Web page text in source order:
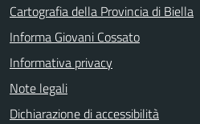
Cartografia della Provincia di Biella
Informa Giovani Cossato
Informativa privacy
Note legali
Dichiarazione di accessibilità